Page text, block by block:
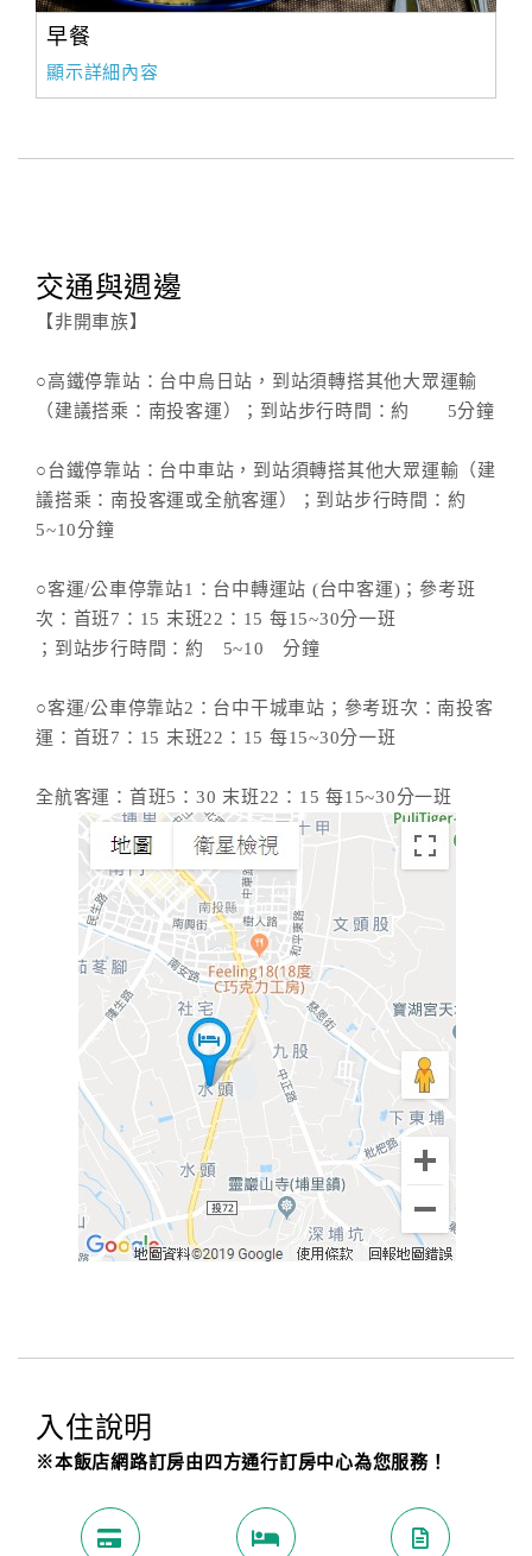
早餐
顯示詳細內容
交通與週邊
【非開車族】
○高鐵停靠站：台中烏日站，到站須轉搭其他大眾運輸
（建議搭乘：南投客運）；到站步行時間：約 5分鐘
○台鐵停靠站：台中車站，到站須轉搭其他大眾運輸（建
議搭乘：南投客運或全航客運）；到站步行時間：約
5~10分鐘
○客運/公車停靠站1：台中轉運站 (台中客運)；參考班
次：首班7：15 末班22：15 每15~30分一班
；到站步行時間：約 5~10 分鐘
○客運/公車停靠站2：台中干城車站；參考班次：南投客
運：首班7：15 末班22：15 每15~30分一班
全航客運：首班5：30 末班22：15 每15~30分一班
入住說明
※本飯店網路訂房由四方通行訂房中心為您服務！